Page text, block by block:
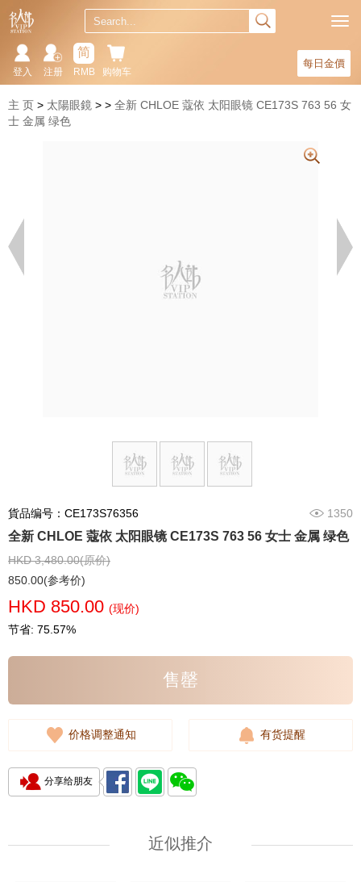
每日金價
购物车
简
RMB
注册
登入
主 页 太陽眼鏡
全新 CHLOE 蔻依 太阳眼镜 CE173S 763 56 女
士 金属 绿色
貨品编号：CE173S76356 1350
全新 CHLOE 蔻依 太阳眼镜 CE173S 763 56 女士 金属 绿色
HKD 3,480.00(原价)
850.00(参考价)
HKD 850.00 (现价)
节省: 75.57%
售罄
价格调整通知 有货提醒
分享给朋友
近似推介